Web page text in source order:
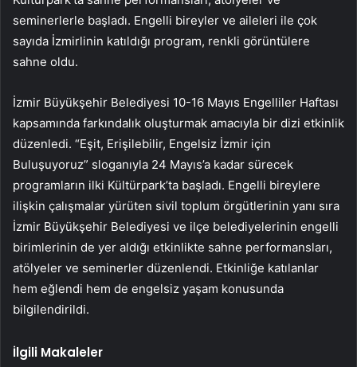
seminerlerle başladı. Engelli bireyler ve aileleri ile çok
sayıda İzmirlinin katıldığı program, renkli görüntülere
sahne oldu.
İzmir Büyükşehir Belediyesi 10-16 Mayıs Engelliler Haftası
kapsamında farkındalık oluşturmak amacıyla bir dizi etkinlik
düzenledi. “Eşit, Erişilebilir, Engelsiz İzmir için
Buluşuyoruz” sloganıyla 24 Mayıs’a kadar sürecek
programların ilki Kültürpark’ta başladı. Engelli bireylere
ilişkin çalışmalar yürüten sivil toplum örgütlerinin yanı sıra
İzmir Büyükşehir Belediyesi ve ilçe belediyelerinin engelli
birimlerinin de yer aldığı etkinlikte sahne performansları,
atölyeler ve seminerler düzenlendi. Etkinliğe katılanlar
hem eğlendi hem de engelsiz yaşam konusunda
bilgilendirildi.
İlgili Makaleler